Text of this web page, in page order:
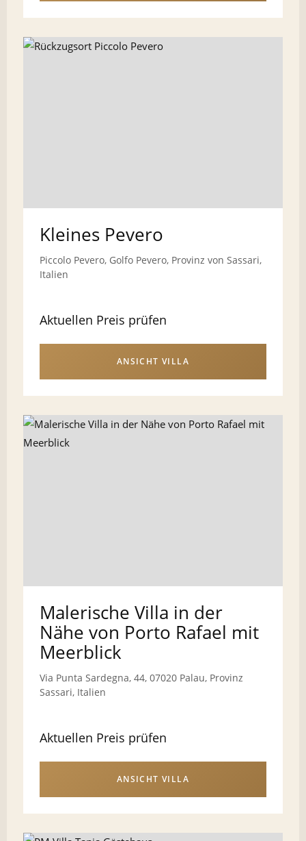
Kleines Pevero
Piccolo Pevero, Golfo Pevero, Provinz von Sassari,
Italien
Aktuellen Preis prüfen
ANSICHT VILLA
Malerische Villa in der
Nähe von Porto Rafael mit
Meerblick
Via Punta Sardegna, 44, 07020 Palau, Provinz
Sassari, Italien
Aktuellen Preis prüfen
ANSICHT VILLA